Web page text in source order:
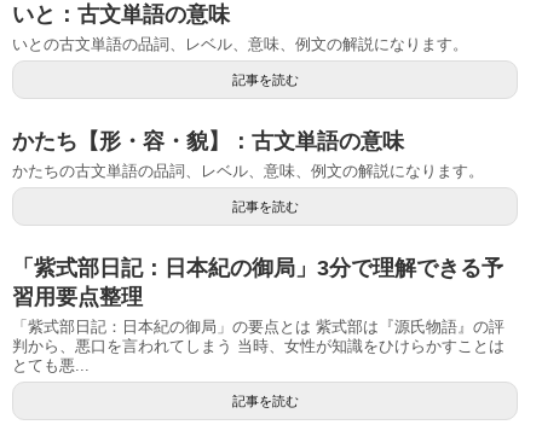
いと：古文単語の意味
いとの古文単語の品詞、レベル、意味、例文の解説になります。
記事を読む
かたち【形・容・貌】：古文単語の意味
かたちの古文単語の品詞、レベル、意味、例文の解説になります。
記事を読む
「紫式部日記：日本紀の御局」3分で理解できる予
習用要点整理
「紫式部日記：日本紀の御局」の要点とは 紫式部は『源氏物語』の評
判から、悪口を言われてしまう 当時、女性が知識をひけらかすことは
とても悪...
記事を読む